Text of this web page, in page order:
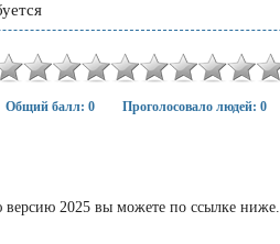
Общий балл: 0 Проголосовало людей: 0
версию 2025 вы можете по ссылке ниже.